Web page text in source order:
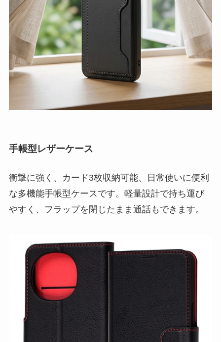
手帳型レザーケース
衝撃に強く、カード3枚収納可能、日常使いに便利
な多機能手帳型ケースです。軽量設計で持ち運び
やすく、フラップを閉じたまま通話もできます。